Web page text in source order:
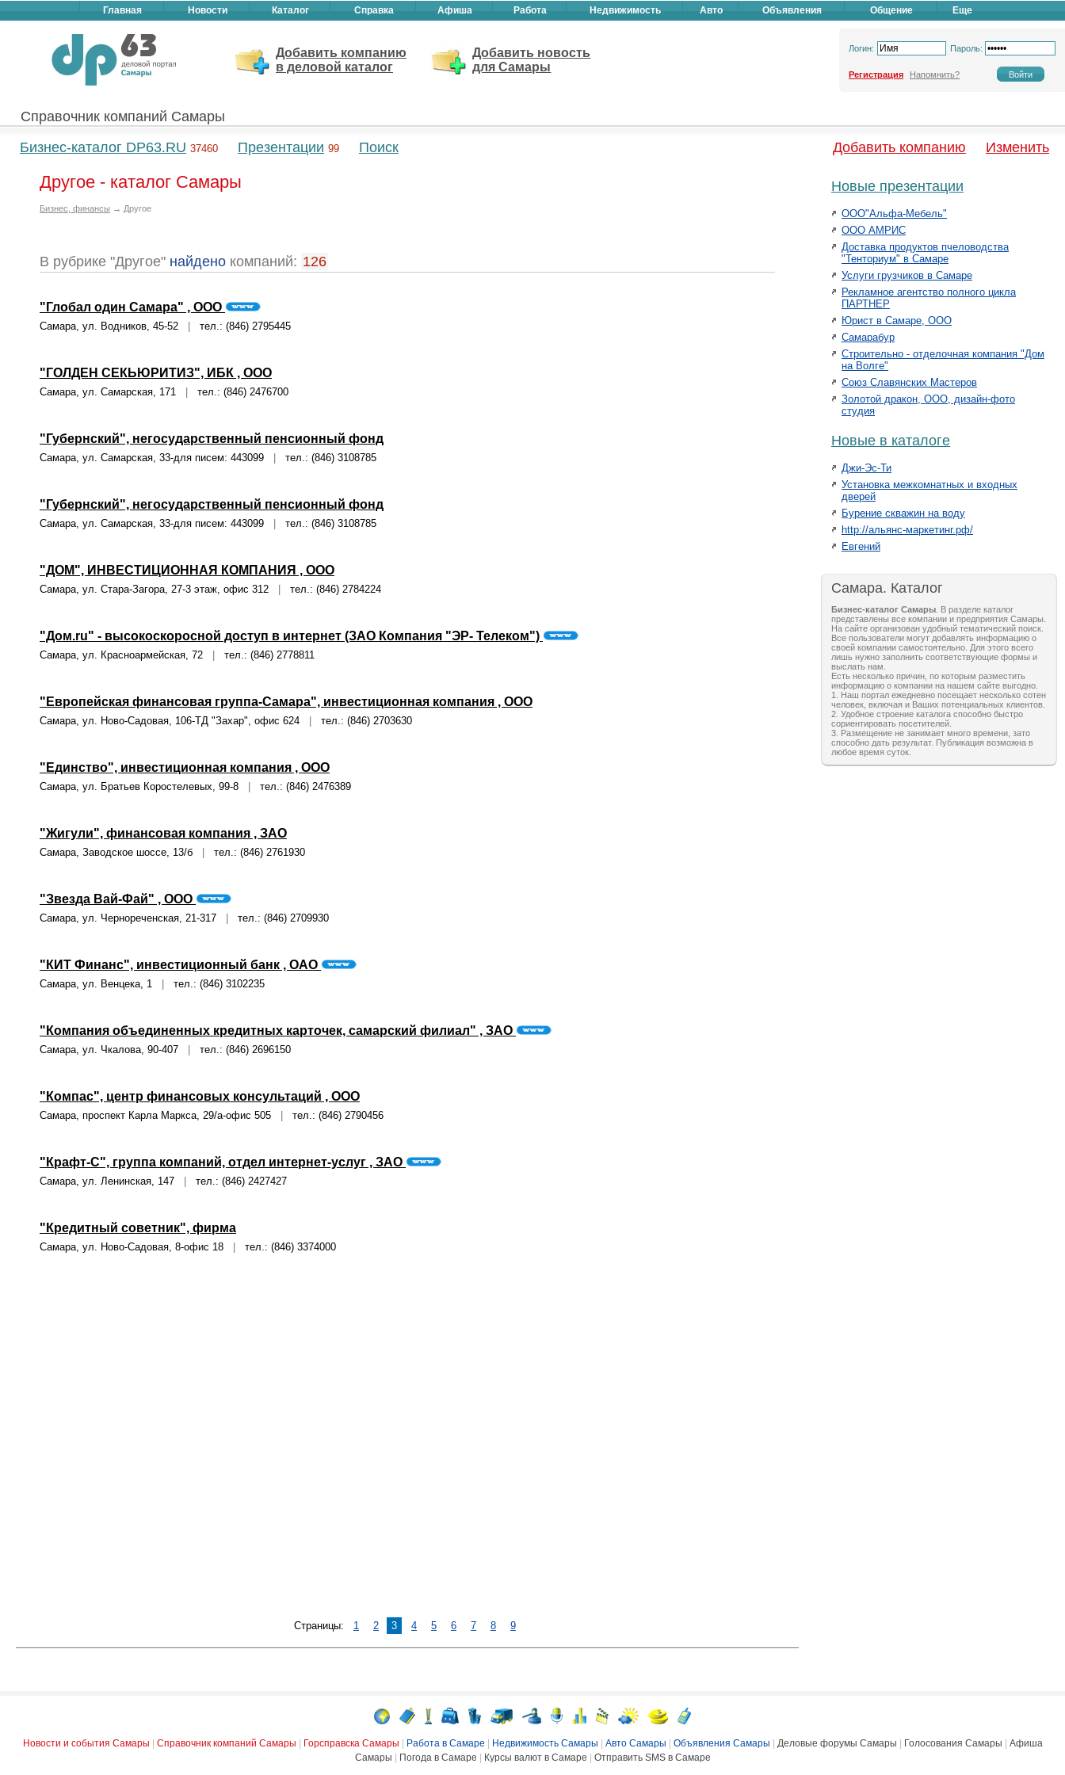
Главная Новости Каталог Справка Афиша Работа Недвижимость Авто Объявления Общение Еще
Добавить компанию
в деловой каталог
Добавить новость
для Самары
Логин: Пароль:
Регистрация Напомнить?
Справочник компаний Самары
Бизнес-каталог DP63.RU 37460 Презентации 99 Поиск Добавить компанию Изменить
Другое - каталог Самары
Бизнес, финансы → Другое
В рубрике "Другое" найдено компаний: 126
"Глобал один Самара" , ООО
Самара, ул. Водников, 45-52 тел.: (846) 2795445
"ГОЛДЕН СЕКЬЮРИТИЗ", ИБК , ООО
Самара, ул. Самарская, 171 тел.: (846) 2476700
"Губернский", негосударственный пенсионный фонд
Самара, ул. Самарская, 33-для писем: 443099 тел.: (846) 3108785
"Губернский", негосударственный пенсионный фонд
Самара, ул. Самарская, 33-для писем: 443099 тел.: (846) 3108785
"ДОМ", ИНВЕСТИЦИОННАЯ КОМПАНИЯ , ООО
Самара, ул. Стара-Загора, 27-3 этаж, офис 312 тел.: (846) 2784224
"Дом.ru" - высокоскоросной доступ в интернет (ЗАО Компания "ЭР- Телеком")
Самара, ул. Красноармейская, 72 тел.: (846) 2778811
"Европейская финансовая группа-Самара", инвестиционная компания , ООО
Самара, ул. Ново-Садовая, 106-ТД "Захар", офис 624 тел.: (846) 2703630
"Единство", инвестиционная компания , ООО
Самара, ул. Братьев Коростелевых, 99-8 тел.: (846) 2476389
"Жигули", финансовая компания , ЗАО
Самара, Заводское шоссе, 13/б тел.: (846) 2761930
"Звезда Вай-Фай" , ООО
Самара, ул. Чернореченская, 21-317 тел.: (846) 2709930
"КИТ Финанс", инвестиционный банк , ОАО
Самара, ул. Венцека, 1 тел.: (846) 3102235
"Компания объединенных кредитных карточек, самарский филиал" , ЗАО
Самара, ул. Чкалова, 90-407 тел.: (846) 2696150
"Компас", центр финансовых консультаций , ООО
Самара, проспект Карла Маркса, 29/а-офис 505 тел.: (846) 2790456
"Крафт-С", группа компаний, отдел интернет-услуг , ЗАО
Самара, ул. Ленинская, 147 тел.: (846) 2427427
"Кредитный советник", фирма
Самара, ул. Ново-Садовая, 8-офис 18 тел.: (846) 3374000
Страницы: 1 2 3 4 5 6 7 8 9
Новые презентации
ООО"Альфа-Мебель"
ООО АМРИС
Доставка продуктов пчеловодства
"Тенториум" в Самаре
Услуги грузчиков в Самаре
Рекламное агентство полного цикла
ПАРТНЕР
Юрист в Самаре, ООО
Самарабур
Строительно - отделочная компания "Дом
на Волге"
Союз Славянских Мастеров
Золотой дракон, ООО, дизайн-фото
студия
Новые в каталоге
Джи-Эс-Ти
Установка межкомнатных и входных
дверей
Бурение скважин на воду
http://альянс-маркетинг.рф/
Евгений
Самара. Каталог
Бизнес-каталог Самары . В разделе каталог
представлены все компании и предприятия Самары.
На сайте организован удобный тематический поиск.
Все пользователи могут добавлять информацию о
своей компании самостоятельно. Для этого всего
лишь нужно заполнить соответствующие формы и
выслать нам.
Есть несколько причин, по которым разместить
информацию о компании на нашем сайте выгодно.
1. Наш портал ежедневно посещает несколько сотен
человек, включая и Ваших потенциальных клиентов.
2. Удобное строение каталога способно быстро
сориентировать посетителей.
3. Размещение не занимает много времени, зато
способно дать результат. Публикация возможна в
любое время суток.
Новости и события Самары Справочник компаний Самары Горсправска Самары Работа в Самаре Недвижимость Самары Авто Самары Объявления Самары Деловые форумы Самары Голосования Самары
Афиша
Самары
Погода в Самаре Курсы валют в Самаре Отправить SMS в Самаре